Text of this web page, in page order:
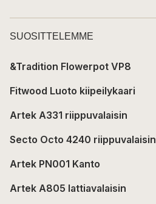
SUOSITTELEMME
&Tradition Flowerpot VP8
Fitwood Luoto kiipeilykaari
Artek A331 riippuvalaisin
Secto Octo 4240 riippuvalaisin
Artek PN001 Kanto
Artek A805 lattiavalaisin